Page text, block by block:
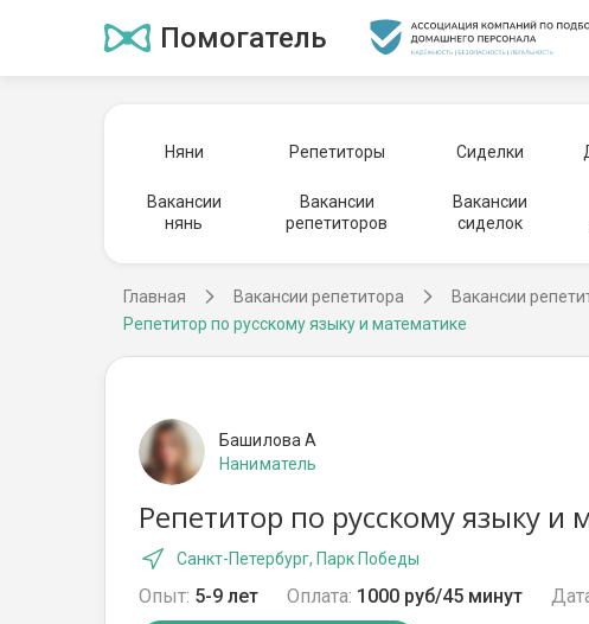
Помогатель
Няни Репетиторы Сиделки
Вакансии
нянь
Вакансии
репетиторов
Вакансии
сиделок
Главная Вакансии репетитора Вакансии
Репетитор по русскому языку и математике
Башилова А
Наниматель
Репетитор по русскому языку
Санкт-Петербург, Парк Победы
Опыт: 5-9 лет Оплата: 1000 руб/45 минут